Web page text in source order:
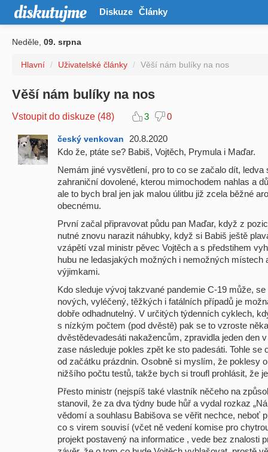
Diskuze Články
Neděle, 09. srpna
Hlavní / Uživatelské články / Věší nám bulíky na nos
Věší nám bulíky na nos
Vstoupit do diskuze (48) 3 0
český venkovan
20.8.2020
Kdo že, ptáte se? Babiš, Vojtěch, Prymula i Maďar.
Nemám jiné vysvětlení, pro to co se začalo dít,
zahraniční dovolené, kterou mimochodem nahlas a
ale to bych bral jen jak malou úlitbu již zcela běžné
obecnému.
První začal připravovat půdu pan Maďar, když z
nutné znovu narazit náhubky, když si Babiš ještě
vzápětí vzal ministr pěvec Vojtěch a s předstihem
hubu ne ledasjakých možných i nemožných
výjimkami.
Kdo sleduje vývoj takzvané pandemie C-19 může,
nových, vyléčený, těžkých i fatálních případů je
dobře odhadnutelný. V určitých týdenních cyklech,
s nízkým počtem (pod dvěstě) pak se to vzroste
dvěstědevadesáti nakažencům, zpravidla jeden den
zase následuje pokles zpět ke sto padesáti. Tohle se
od začátku prázdnin. Osobně si myslím, že poklesy
nižšího počtu testů, takže bych si troufl prohlásit, že
Přesto ministr (nejspíš také vlastník něčeho na
stanovil, že za dva týdny bude hůř a vydal rozkaz
vědomí a souhlasu Babišova se věřit nechce, neboť
co s virem souvisí (včet ně vedení komise pro
projekt postavený na informatice , vede bez znalosti